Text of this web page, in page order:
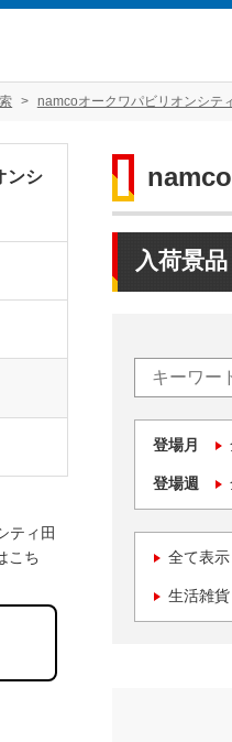
namcoオークワパビリオンシテ
入荷景
登場月
登場週
全て表示
生活雑
ンシ
ティ田
こち